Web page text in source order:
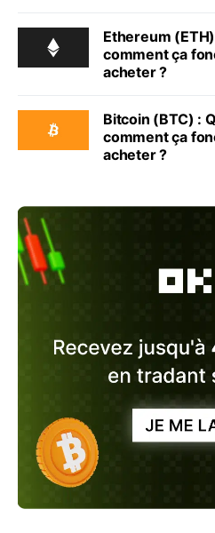
Ethereum
comment ça
acheter ?
Bitcoin (BTC) :
comment ça
acheter ?